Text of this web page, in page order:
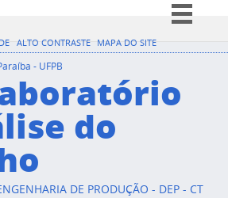
ALTO CONTRASTE MAPA DO SITE
Simplifique!
Participe
Acesso à informação
Legislação
- UFPB
do
DE PRODUÇÃO - DEP - CT